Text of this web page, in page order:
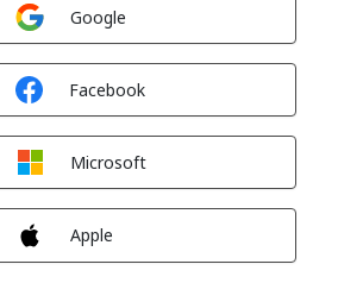
Google
Facebook
Microsoft
Apple